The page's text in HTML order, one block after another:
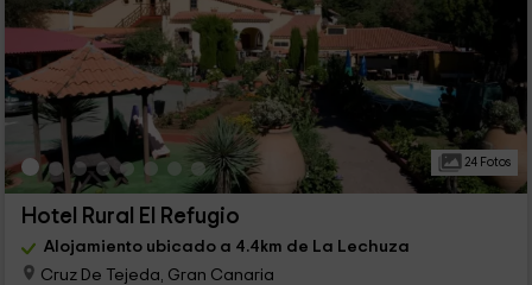
24 Fotos
Hotel Rural El Refugio
Alojamiento ubicado a 4.4km de La Lechuza
Cruz De Tejeda, Gran Canaria